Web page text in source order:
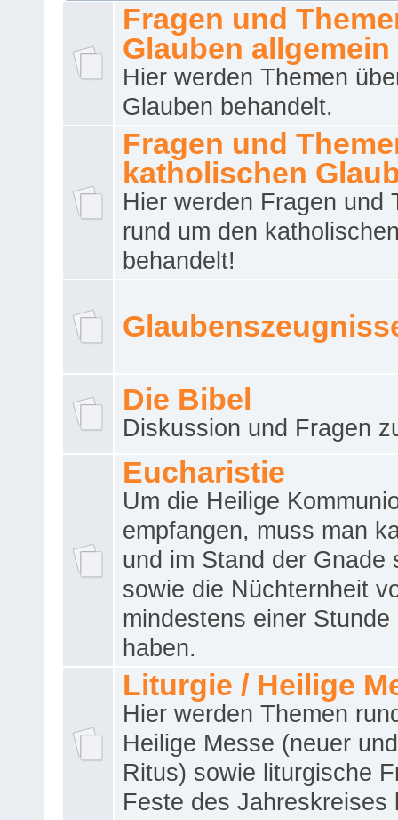
Fragen und
Glauben allgemein
Hier werden Themen
Glauben behandelt.
Fragen und
katholischen
Hier werden Fragen und
rund um den
behandelt!
Die Bibel
Diskussion und Fragen
Eucharistie
Um die Heilige
empfangen, muss man
und im Stand der Gnade
sowie die Nüchternheit
mindestens einer Stunde
haben.
Liturgie / Heilige
Hier werden Themen
Heilige Messe (neuer
Ritus) sowie liturgische
Feste des Jahreskreises